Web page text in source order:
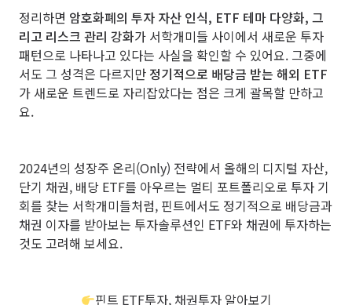
정리하면 암호화폐의 투자 자산 인식, ETF 테마 다양화, 그
리고 리스크 관리 강화가 서학개미들 사이에서 새로운 투자
패턴으로 나타나고 있다는 사실을 확인할 수 있어요. 그중에
서도 그 성격은 다르지만 정기적으로 배당금 받는 해외 ETF
가 새로운 트렌드로 자리잡았다는 점은 크게 괄목할 만하고
요.
2024년의 성장주 온리(Only) 전략에서 올해의 디지털 자산,
단기 채권, 배당 ETF를 아우르는 멀티 포트폴리오로 투자 기
회를 찾는 서학개미들처럼, 핀트에서도 정기적으로 배당금과
채권 이자를 받아보는 투자솔루션인 ETF와 채권에 투자하는
것도 고려해 보세요.
핀트 ETF투자, 채권투자 알아보기